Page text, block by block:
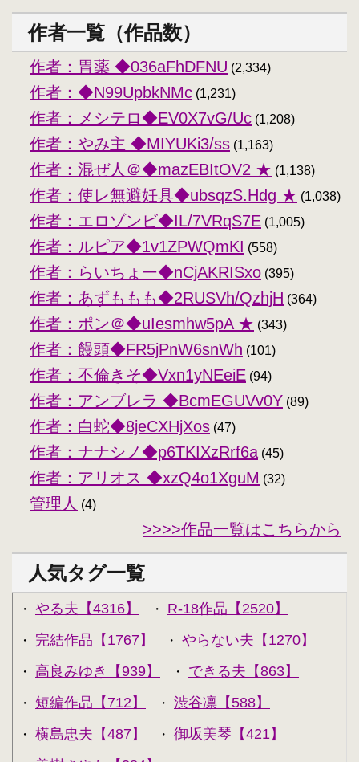
作者一覧（作品数）
作者：胃薬 ◆036aFhDFNU (2,334)
作者：◆N99UpbkNMc (1,231)
作者：メシテロ◆EV0X7vG/Uc (1,208)
作者：やみ主 ◆MIYUKi3/ss (1,163)
作者：混ぜ人＠◆mazEBItOV2 ★ (1,138)
作者：使レ無避妊具◆ubsqzS.Hdg ★ (1,038)
作者：エロゾンビ◆IL/7VRqS7E (1,005)
作者：ルピア◆1v1ZPWQmKI (558)
作者：らいちょー◆nCjAKRISxo (395)
作者：あずももも◆2RUSVh/QzhjH (364)
作者：ポン＠◆uIesmhw5pA ★ (343)
作者：饅頭◆FR5jPnW6snWh (101)
作者：不倫きそ◆Vxn1yNEeiE (94)
作者：アンブレラ ◆BcmEGUVv0Y (89)
作者：白蛇◆8jeCXHjXos (47)
作者：ナナシノ◆p6TKIXzRrf6a (45)
作者：アリオス ◆xzQ4o1XguM (32)
管理人 (4)
>>>>作品一覧はこちらから
人気タグ一覧
・ やる夫【4316】 ・ R-18作品【2520】
・ 完結作品【1767】 ・ やらない夫【1270】
・ 高良みゆき【939】 ・ できる夫【863】
・ 短編作品【712】 ・ 渋谷凛【588】
・ 横島忠夫【487】 ・ 御坂美琴【421】